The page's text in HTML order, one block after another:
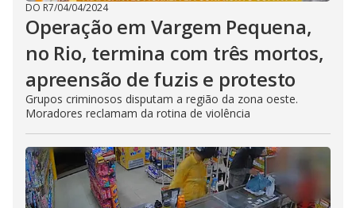
DO R7/04/04/2024
Operação em Vargem Pequena,
no Rio, termina com três mortos,
apreensão de fuzis e protesto
Grupos criminosos disputam a região da zona oeste.
Moradores reclamam da rotina de violência